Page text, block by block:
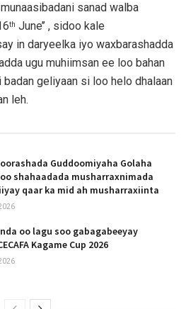
sanad walba
th June’’ , sidoo kale
in daryeelka iyo waxbarashadda
ugu muhiimsan ee loo bahan
geliyaan si loo helo dhalaan
leh.
Guddoomiyaha Golaha
shahaadada musharraxnimada
qaar ka mid ah musharraxiinta
oo lagu soo gabagabeeyay
Kagame Cup 2026